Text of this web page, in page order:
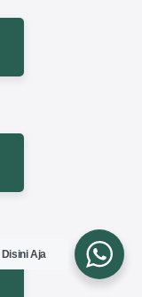
Disini Aja